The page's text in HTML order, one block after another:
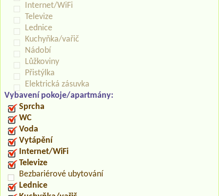
Internet/WiFi
Televize
Lednice
Kuchyňka/vařič
Nádobí
Lůžkoviny
Přistýlka
Elektrická zásuvka
Vybavení pokoje/apartmány:
Sprcha
WC
Voda
Vytápění
Internet/WiFi
Televize
Bezbariérové ubytování
Lednice